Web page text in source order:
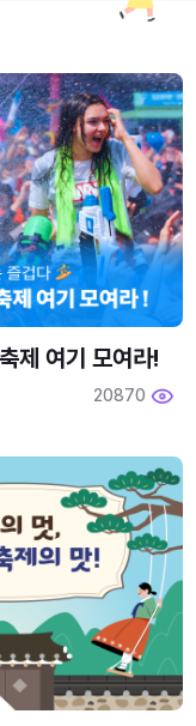
제 여기 모여라!
20870